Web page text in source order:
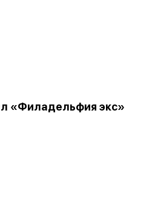
«Филадельфия экс»